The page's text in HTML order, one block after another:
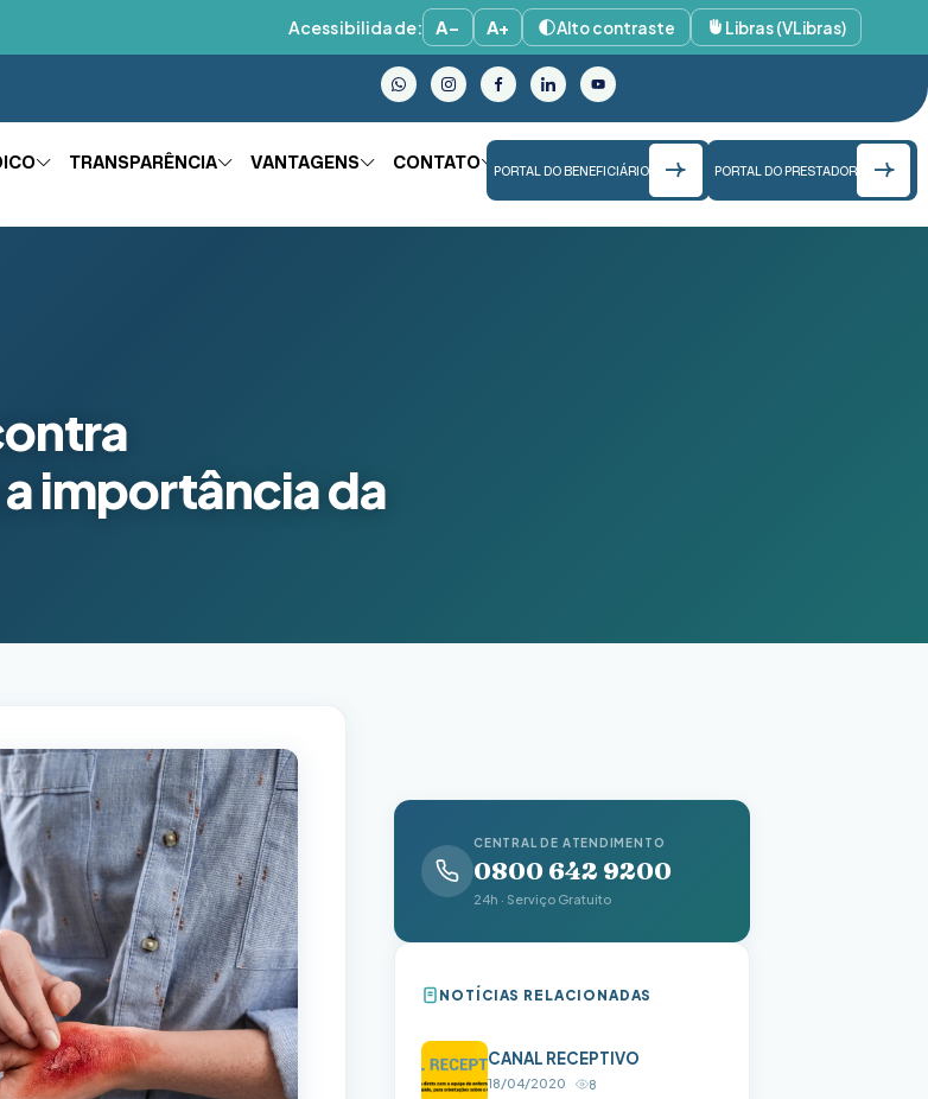
Acessibilidade: A− A+ Alto contraste Libras (VLibras)
TRANSPARÊNCIA VANTAGENS CONTATO PORTAL DO BENEFICIÁRIO PORTAL DO PRESTADOR
importância da
CENTRAL DE ATENDIMENTO
0800 642 9200
24h · Serviço Gratuito
NOTÍCIAS RELACIONADAS
CANAL RECEPTIVO
18/04/2020 8